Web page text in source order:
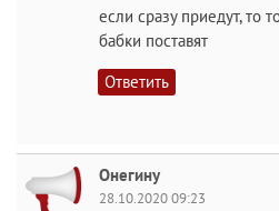
если сразу приедут, то
бабки поставят
Ответить
Онегину
28.10.2020 09:23